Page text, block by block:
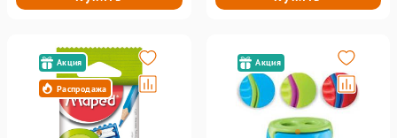
Акция
Распродажа
Акция